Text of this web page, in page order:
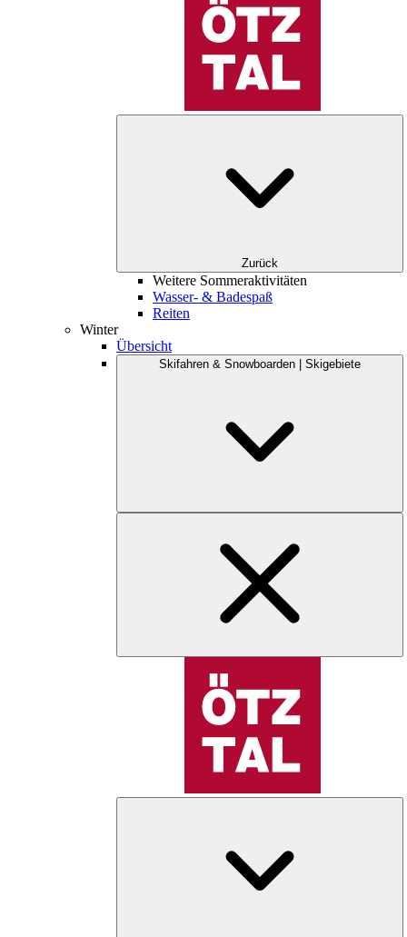
Zurück
Weitere Sommeraktivitäten
Wasser- & Badespaß
Reiten
Winter
Übersicht
Skifahren & Snowboarden | Skigebiete